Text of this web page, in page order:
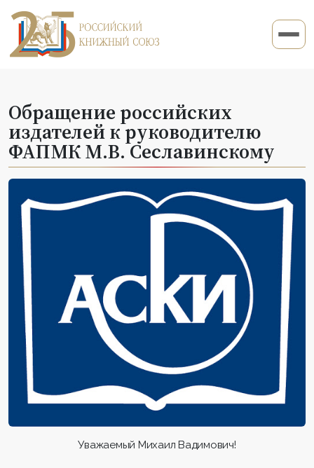
Обращение российских
издателей к руководителю
ФАПМК М.В. Сеславинскому
Уважаемый Михаил Вадимович!